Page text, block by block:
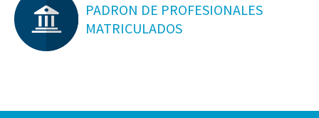
PADRON DE PROFESIONALES
MATRICULADOS